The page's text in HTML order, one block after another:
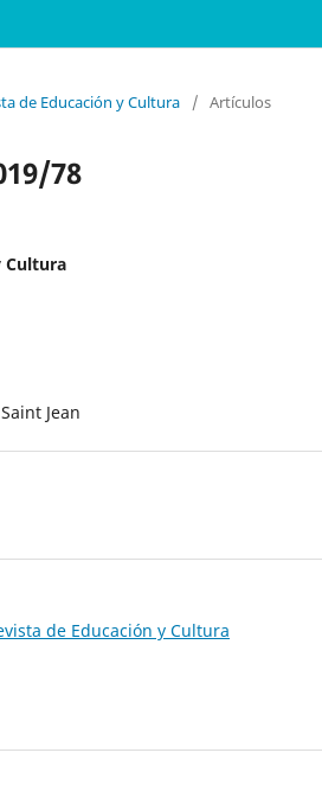
de Educación y Cultura
/ Artículos
78
Cultura
Jean
de Educación y Cultura